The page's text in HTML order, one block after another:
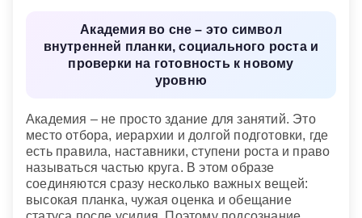
дарования в полном блеске.
Академия во сне – это символ
внутренней планки, социального роста и
проверки на готовность к новому
уровню
Академия – не просто здание для занятий. Это
место отбора, иерархии и долгой подготовки, где
есть правила, наставники, ступени роста и право
называться частью круга. В этом образе
соединяются сразу несколько важных вещей:
высокая планка, чужая оценка и обещание